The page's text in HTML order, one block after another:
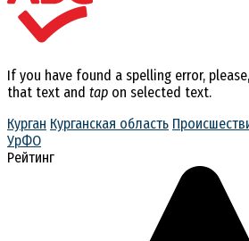
If you have found a spelling error,
that text and tap on selected text.
Курган Курганская область
УрФО
Рейтинг